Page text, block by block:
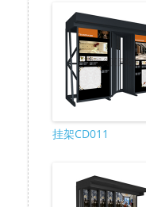
挂架CD011